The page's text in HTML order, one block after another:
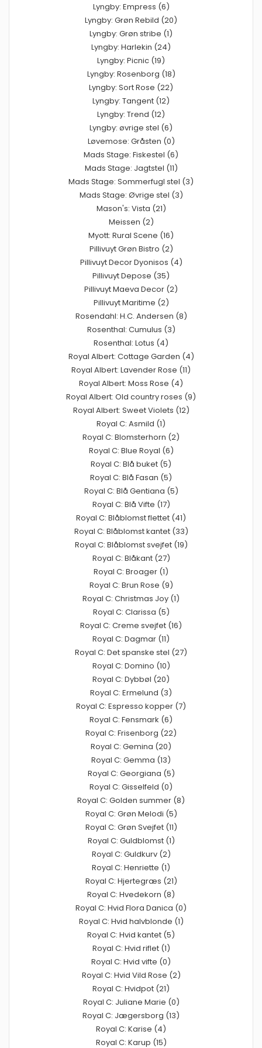
Lyngby: Empress (6)
Lyngby: Grøn Rebild (20)
Lyngby: Grøn stribe (1)
Lyngby: Harlekin (24)
Lyngby: Picnic (19)
Lyngby: Rosenborg (18)
Lyngby: Sort Rose (22)
Lyngby: Tangent (12)
Lyngby: Trend (12)
Lyngby: øvrige stel (6)
Løvemose: Gråsten (0)
Mads Stage: Fiskestel (6)
Mads Stage: Jagtstel (11)
Mads Stage: Sommerfugl stel (3)
Mads Stage: Øvrige stel (3)
Mason's: Vista (21)
Meissen (2)
Myott: Rural Scene (16)
Pillivuyt Grøn Bistro (2)
Pillivuyt Decor Dyonisos (4)
Pillivuyt Depose (35)
Pillivuyt Maeva Decor (2)
Pillivuyt Maritime (2)
Rosendahl: H.C. Andersen (8)
Rosenthal: Cumulus (3)
Rosenthal: Lotus (4)
Royal Albert: Cottage Garden (4)
Royal Albert: Lavender Rose (11)
Royal Albert: Moss Rose (4)
Royal Albert: Old country roses (9)
Royal Albert: Sweet Violets (12)
Royal C: Asmild (1)
Royal C: Blomsterhorn (2)
Royal C: Blue Royal (6)
Royal C: Blå buket (5)
Royal C: Blå Fasan (5)
Royal C: Blå Gentiana (5)
Royal C: Blå Vifte (17)
Royal C: Blåblomst flettet (41)
Royal C: Blåblomst kantet (33)
Royal C: Blåblomst svejfet (19)
Royal C: Blåkant (27)
Royal C: Broager (1)
Royal C: Brun Rose (9)
Royal C: Christmas Joy (1)
Royal C: Clarissa (5)
Royal C: Creme svejfet (16)
Royal C: Dagmar (11)
Royal C: Det spanske stel (27)
Royal C: Domino (10)
Royal C: Dybbøl (20)
Royal C: Ermelund (3)
Royal C: Espresso kopper (7)
Royal C: Fensmark (6)
Royal C: Frisenborg (22)
Royal C: Gemina (20)
Royal C: Gemma (13)
Royal C: Georgiana (5)
Royal C: Gisselfeld (0)
Royal C: Golden summer (8)
Royal C: Grøn Melodi (5)
Royal C: Grøn Svejfet (11)
Royal C: Guldblomst (1)
Royal C: Guldkurv (2)
Royal C: Henriette (1)
Royal C: Hjertegræs (21)
Royal C: Hvedekorn (8)
Royal C: Hvid Flora Danica (0)
Royal C: Hvid halvblonde (1)
Royal C: Hvid kantet (5)
Royal C: Hvid riflet (1)
Royal C: Hvid vifte (0)
Royal C: Hvid Vild Rose (2)
Royal C: Hvidpot (21)
Royal C: Juliane Marie (0)
Royal C: Jægersborg (13)
Royal C: Karise (4)
Royal C: Karup (15)